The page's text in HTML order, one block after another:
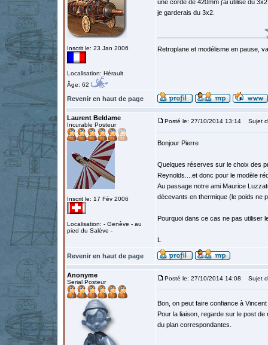
Inscrit le: 23 Jan 2006
Localisation: Hérault
Âge: 62
une corde de 420mm j'ai utilisé du
je garderais du 3x2.
Retroplane et modélisme en pause,
Revenir en haut de page
Laurent Beldame
Incurable Posteur
Inscrit le: 17 Fév 2006
Localisation: - Genève - au
pied du Salève -
Posté le: 27/10/2014 13:14 Sujet
Bonjour Pierre
Quelques réserves sur le choix des
Reynolds....et donc pour le modèle
Au passage notre ami Maurice
décevants en thermique (le poids ne
Pourquoi dans ce cas ne pas utiliser
L
Revenir en haut de page
Anonyme
Serial Posteur
Posté le: 27/10/2014 14:08 Sujet
Bon, on peut faire confiance à
Pour la liaison, regarde sur le post
du plan correspondantes.